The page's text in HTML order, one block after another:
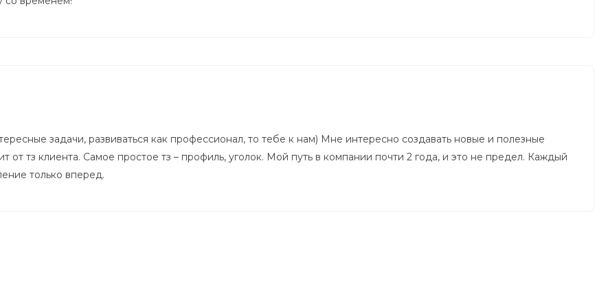
задачи, развиваться как профессионал, то тебе к нам) Мне интересно создавать новые и полезные
от тз клиента. Самое простое тз – профиль, уголок. Мой путь в компании почти 2 года, и это не предел. Каждый
только вперед.